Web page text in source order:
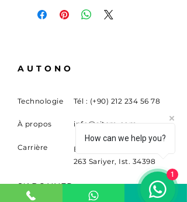
AUTONO
Technologie Tél : (+90) 212 234 56 78
À propos info@sitem.com
Carrière
Buyukdere Cad. Non.
263 Sariyer, Ist. 34398
S'ABONNER
How can we help you?
1